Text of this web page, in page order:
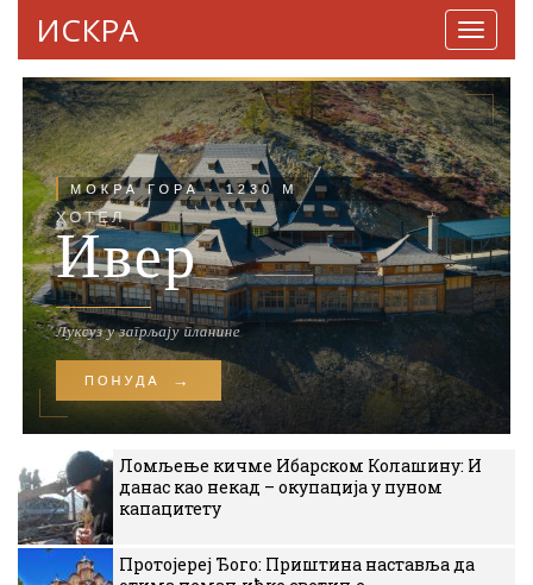
ИСКРА
Ломљење кичме Ибарском Колашину: И
данас као некад – окупација у пуном
капацитету
Протојереј Ђого: Приштина наставља да